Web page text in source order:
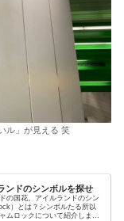
ル」が見える 笑
ンドのシンボルを探せ
の国花。アイルランドのシン
）とは？シンボルたる所以
ムロックについて紹介しま